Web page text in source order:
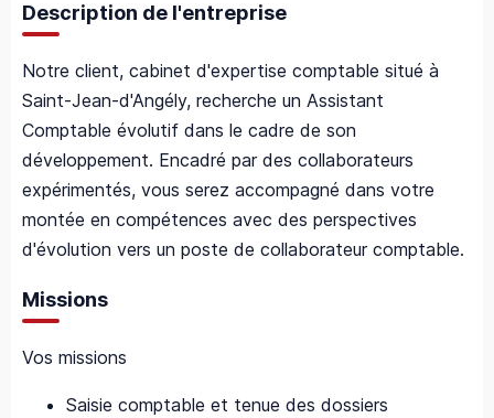
Description de l'entreprise
Notre client, cabinet d'expertise comptable situé à
Saint-Jean-d'Angély, recherche un Assistant
Comptable évolutif dans le cadre de son
développement. Encadré par des collaborateurs
expérimentés, vous serez accompagné dans votre
montée en compétences avec des perspectives
d'évolution vers un poste de collaborateur comptable.
Missions
Vos missions
Saisie comptable et tenue des dossiers